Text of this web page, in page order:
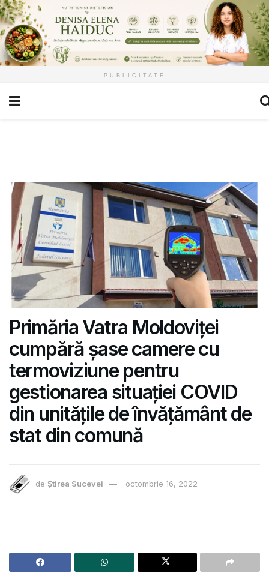
PUBLICITATE
Primăria Vatra Moldoviței
cumpără șase camere cu
termoviziune pentru
gestionarea situației COVID
din unitățile de învățământ de
stat din comună
de Știrea Sucevei octombrie 16, 2022